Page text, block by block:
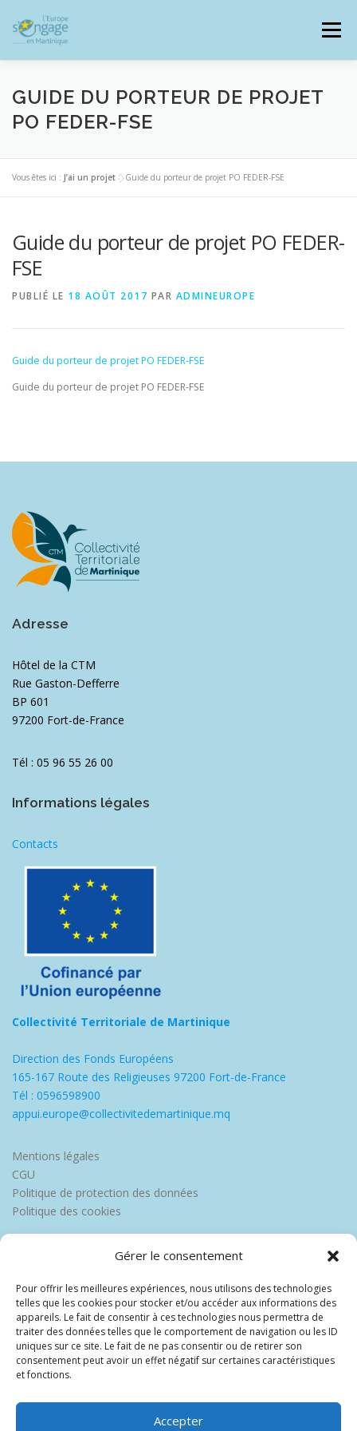
Gérer le consentement
Pour offrir les meilleures expériences, nous utilisons des technologies
telles que les cookies pour stocker et/ou accéder aux informations des
appareils. Le fait de consentir à ces technologies nous permettra de
traiter des données telles que le comportement de navigation ou les ID
uniques sur ce site. Le fait de ne pas consentir ou de retirer son
consentement peut avoir un effet négatif sur certaines caractéristiques
et fonctions.
Accepter
contenu
Menu
RESSOURCES DOCUMENTAIRES
GUIDE DU PORTEUR DE PROJET
PO FEDER-FSE
Vous êtes ici : J’ai un projet >Guide du porteur de projet PO FEDER-FSE
Guide du porteur de projet PO FEDER-
FSE
PUBLIÉ LE 18 AOÛT 2017 PAR ADMINEUROPE
Guide du porteur de projet PO FEDER-FSE
Guide du porteur de projet PO FEDER-FSE
Adresse
Hôtel de la CTM
Rue Gaston-Defferre
BP 601
97200 Fort-de-France
Tél : 05 96 55 26 00
Informations légales
Contacts
Collectivité Territoriale de Martinique
Direction des Fonds Européens
165-167 Route des Religieuses 97200 Fort-de-France
Tél : 0596598900
appui.europe@collectivitedemartinique.mq
Mentions légales
CGU
Politique de protection des données
Politique des cookies